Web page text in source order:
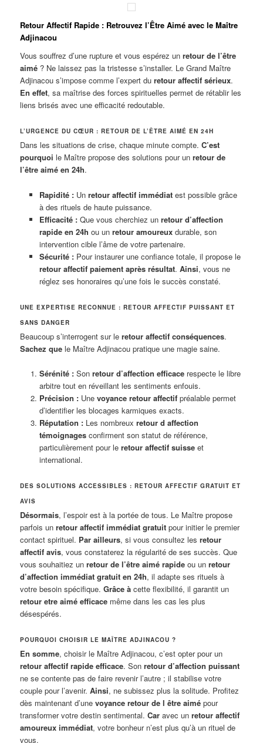
Retour Affectif Rapide : Retrouvez l’Être Aimé avec le Maître
Adjinacou
Vous souffrez d’une rupture et vous espérez unretour de l’être
aimé ? Ne laissez pas la tristesse s’installer. Le Grand Maître
Adjinacou s’impose comme l’expert duretour affectif sérieux.
En effet, sa maîtrise des forces spirituelles permet de rétablir les
liens brisés avec une efficacité redoutable.
L’URGENCE DU CŒUR : RETOUR DE L’ÊTRE AIMÉ EN 24H
Dans les situations de crise, chaque minute compte.C’est
pourquoi le Maître propose des solutions pour unretour de
l’être aimé en 24h.
Rapidité :Un retour affectif immédiatest possible grâce
à des rituels de haute puissance.
Efficacité :Que vous cherchiez un retour d’affection
rapide en 24h ou un retour amoureuxdurable, son
intervention cible l’âme de votre partenaire.
Sécurité :Pour instaurer une confiance totale, il propose le
retour affectif paiement après résultat. Ainsi, vous ne
réglez ses honoraires qu’une fois le succès constaté.
UNE EXPERTISE RECONNUE : RETOUR AFFECTIF PUISSANT ET
SANS DANGER
Beaucoup s’interrogent sur leretour affectif conséquences.
Sachez que le Maître Adjinacou pratique une magie saine.
Sérénité :Son retour d’affection efficacerespecte le libre
arbitre tout en réveillant les sentiments enfouis.
Précision :Une voyance retour affectifpréalable permet
d’identifier les blocages karmiques exacts.
Réputation :Les nombreux retour d affection
témoignagesconfirment son statut de référence,
particulièrement pour le retour affectif suisseet
international.
DES SOLUTIONS ACCESSIBLES : RETOUR AFFECTIF GRATUIT ET
AVIS
Désormais, l’espoir est à la portée de tous. Le Maître propose
parfois unretour affectif immédiat gratuit pour initier le premier
contact spirituel. Par ailleurs, si vous consultez lesretour
affectif avis, vous constaterez la régularité de ses succès. Que
vous souhaitiez unretour de l’être aimé rapide ou unretour
d’affection immédiat gratuit en 24h, il adapte ses rituels à
votre besoin spécifique.Grâce à cette flexibilité, il garantit un
retour etre aimé efficace même dans les cas les plus
désespérés.
POURQUOI CHOISIR LE MAÎTRE ADJINACOU ?
En somme, choisir le Maître Adjinacou, c’est opter pour un
retour affectif rapide efficace. Sonretour d’affection puissant
ne se contente pas de faire revenir l’autre ; il stabilise votre
couple pour l’avenir.Ainsi, ne subissez plus la solitude. Profitez
dès maintenant d’unevoyance retour de l être aimé pour
transformer votre destin sentimental.Car avec unretour affectif
amoureux immédiat, votre bonheur n’est plus qu’à un rituel de
vous.